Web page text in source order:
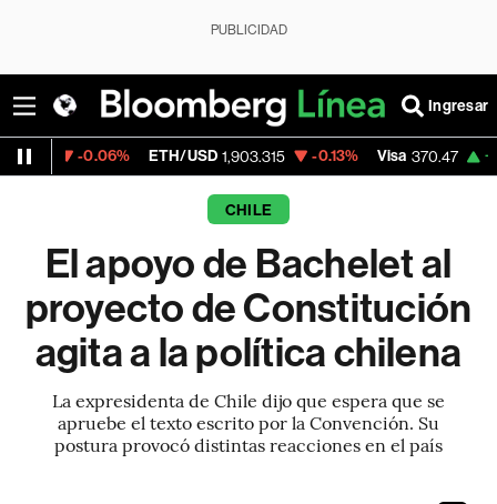
PUBLICIDAD
Ingresar
ETH/USD 1,903.315 -0.13% Visa 370.47 +0.52%
CHILE
El apoyo de Bachelet al
proyecto de Constitución
agita a la política chilena
La expresidenta de Chile dijo que espera que se
apruebe el texto escrito por la Convención. Su
postura provocó distintas reacciones en el país